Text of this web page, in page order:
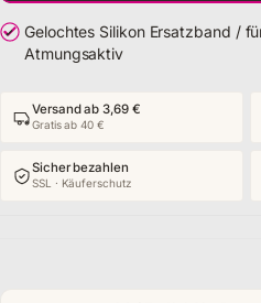
Gelochtes Silikon Ersatzband /
Atmungsaktiv
Versand ab 3,69 €
Gratis ab 40 €
Sicher bezahlen
SSL · Käuferschutz